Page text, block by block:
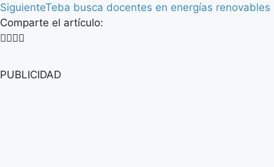
SiguienteTeba busca docentes en energías renovables
Comparte el artículo:
PUBLICIDAD